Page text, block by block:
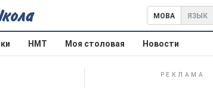
МОВА ЯЗЫК
НМТ Моя столовая Новости